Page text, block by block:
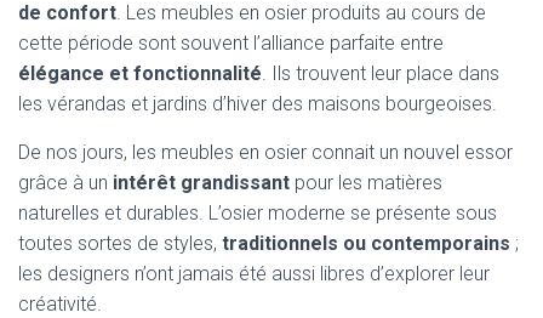
de confort. Les meubles en osier produits au cours de
cette période sont souvent l’alliance parfaite entre
élégance et fonctionnalité. Ils trouvent leur place dans
les vérandas et jardins d’hiver des maisons bourgeoises.
De nos jours, les meubles en osier connait un nouvel essor
grâce à un intérêt grandissant pour les matières
naturelles et durables. L’osier moderne se présente sous
toutes sortes de styles, traditionnels ou contemporains ;
les designers n’ont jamais été aussi libres d’explorer leur
créativité.